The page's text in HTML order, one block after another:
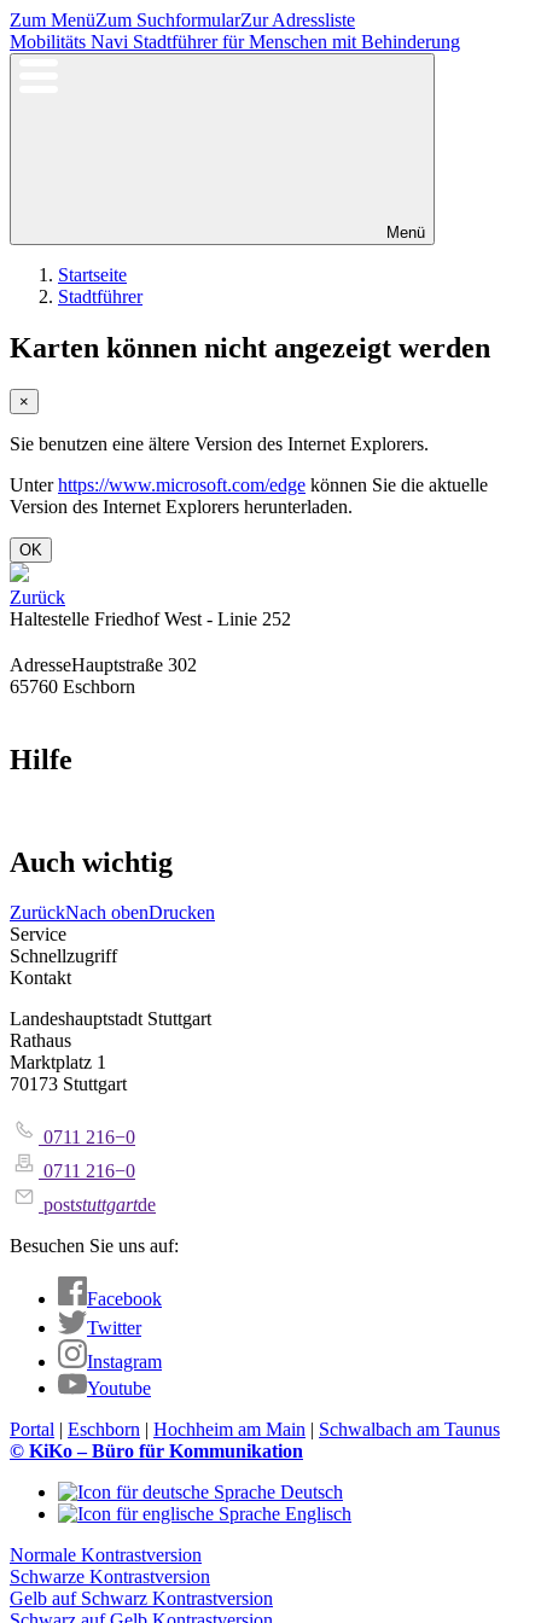
Zum MenüZum SuchformularZur Adressliste
Mobilitäts Navi Stadtführer für Menschen mit Behinderung
Menü
Startseite
Stadtführer
Karten können nicht angezeigt werden
×
Sie benutzen eine ältere Version des Internet Explorers.
Unterhttps://www.microsoft.com/edge können Sie die aktuelle
Version des Internet Explorers herunterladen.
OK
Zurück
Haltestelle Friedhof West - Linie 252
AdresseHauptstraße 302
65760 Eschborn
Hilfe
Auch wichtig
ZurückNach obenDrucken
Service
Schnellzugriff
Kontakt
Landeshauptstadt Stuttgart
Rathaus
Marktplatz 1
70173 Stuttgart
0711 216−0
0711 216−0
poststuttgartde
Besuchen Sie uns auf:
Facebook
Twitter
Instagram
Youtube
Portal | Eschborn | Hochheim am Main | Schwalbach am Taunus
© KiKo – Büro für Kommunikation
Deutsch
Englisch
Normale Kontrastversion
Schwarze Kontrastversion
Gelb auf Schwarz Kontrastversion